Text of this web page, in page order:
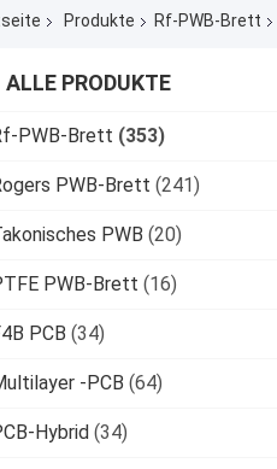
Produkte Rf-PWB-Brett
ALLE PRODUKTE
PWB-Brett (353)
PWB-Brett (241)
PWB (20)
PWB-Brett (16)
PCB (34)
-PCB (64)
Hybrid (34)